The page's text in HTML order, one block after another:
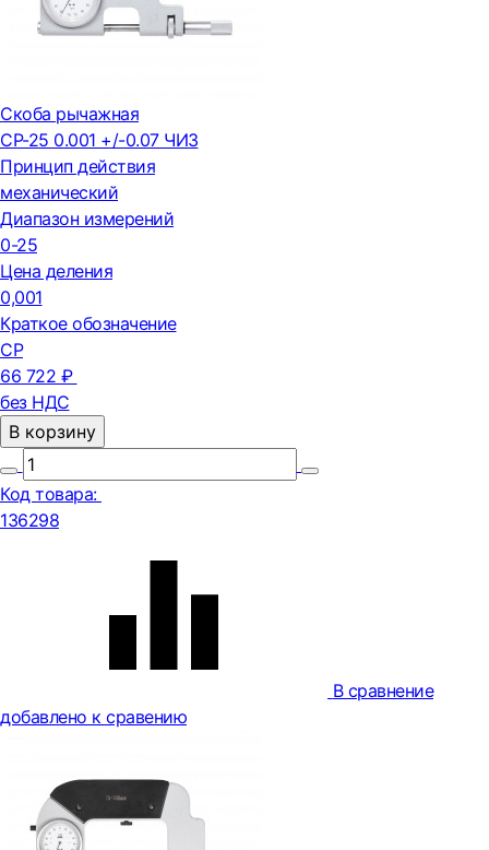
Скоба рычажная
СР-25 0.001 +/-0.07 ЧИЗ
Принцип действия
механический
Диапазон измерений
0-25
Цена деления
0,001
Краткое обозначение
СР
66 722 ₽
без НДС
В корзину
Код товара:
136298
В сравнение
добавлено к сравению